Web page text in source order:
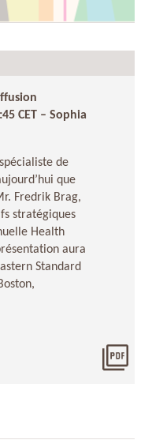
CET – Sophia
de
que
Fredrik Brag,
stratégiques
Health
aura
Standard